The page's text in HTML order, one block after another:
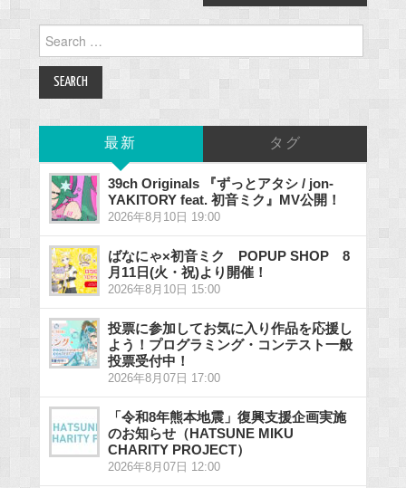
Search
for:
最新 タグ
39ch Originals 『ずっとアタシ / jon-
YAKITORY feat. 初音ミク』MV公開！
2026年8月10日 19:00
ばなにゃ×初音ミク POPUP SHOP 8
月11日(火・祝)より開催！
2026年8月10日 15:00
投票に参加してお気に入り作品を応援し
よう！プログラミング・コンテスト一般
投票受付中！
2026年8月07日 17:00
「令和8年熊本地震」復興支援企画実施
のお知らせ（HATSUNE MIKU
CHARITY PROJECT）
2026年8月07日 12:00